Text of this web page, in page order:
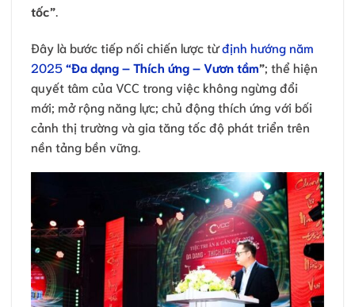
tốc”
Đây là bước tiếp nối chiến lược từđịnh hướng năm
2025“Đa dạng – Thích ứng – Vươn tầm”; thể hiện
quyết tâm của VCC trong việc không ngừng đổi
mới; mở rộng năng lực; chủ động thích ứng với bối
cảnh thị trường và gia tăng tốc độ phát triển trên
nền tảng bền vững.